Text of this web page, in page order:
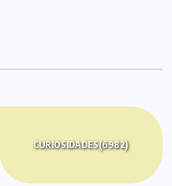
CURIOSIDADES(6982)